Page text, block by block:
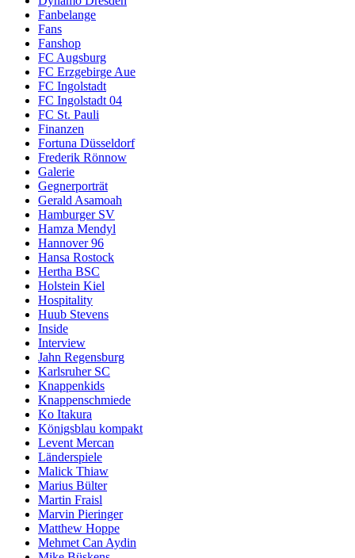
Fanbelange
Fans
Fanshop
FC Augsburg
FC Erzgebirge Aue
FC Ingolstadt
FC Ingolstadt 04
FC St. Pauli
Finanzen
Fortuna Düsseldorf
Frederik Rönnow
Galerie
Gegnerporträt
Gerald Asamoah
Hamburger SV
Hamza Mendyl
Hannover 96
Hansa Rostock
Hertha BSC
Holstein Kiel
Hospitality
Huub Stevens
Inside
Interview
Jahn Regensburg
Karlsruher SC
Knappenkids
Knappenschmiede
Ko Itakura
Königsblau kompakt
Levent Mercan
Länderspiele
Malick Thiaw
Marius Bülter
Martin Fraisl
Marvin Pieringer
Matthew Hoppe
Mehmet Can Aydin